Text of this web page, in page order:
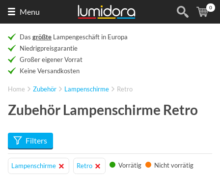
Menu (
0
Das größte Lampengeschäft in Europa
Niedrigpreisgarantie
Großer eigener Vorrat
Keine Versandkosten
Home Zubehör Lampenschirme Retro
Zubehör Lampenschirme Retro
Filters
Lampenschirme Retro Vorrätig Nicht vorrätig